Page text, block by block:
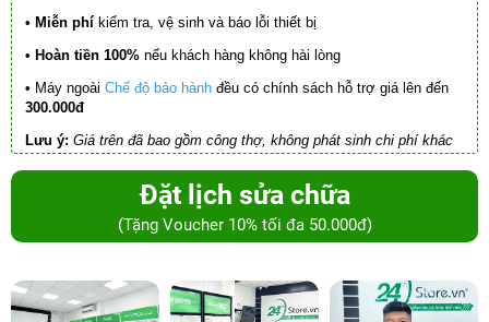
• Miễn phí kiểm tra, vệ sinh và báo lỗi thiết bị
• Hoàn tiền 100% nếu khách hàng không hài lòng
• Máy ngoài Chế độ bảo hành đều có chính sách hỗ trợ giá lên đến
300.000đ
Lưu ý: Giá trên đã bao gồm công thợ, không phát sinh chi phí khác
Đặt lịch sửa chữa
(Tặng Voucher 10% tối đa 50.000đ)